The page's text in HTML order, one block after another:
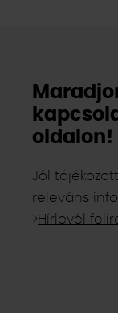
oldalon!
Jól
releváns
>Hírlevél